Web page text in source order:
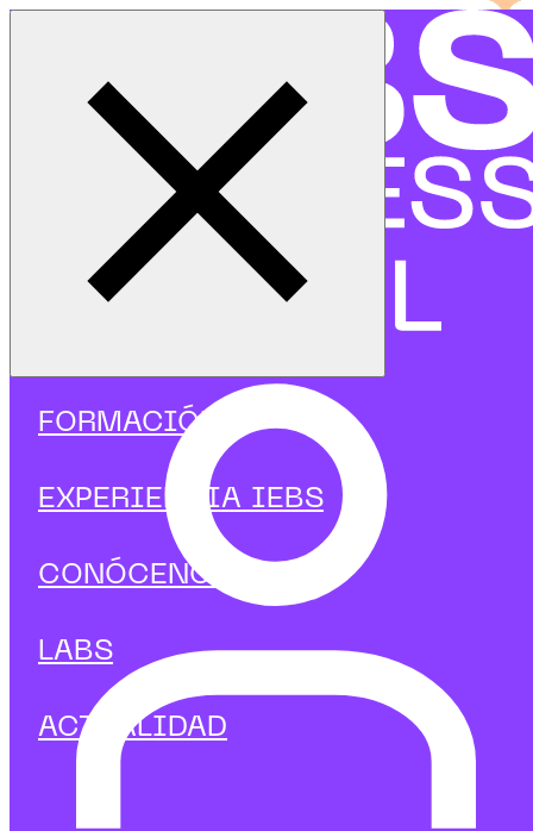
FORMACIÓN
EXPERIENCIA IEBS
CONÓCENOS
LABS
ACTUALIDAD
Inicio
Programas
Programas focalizados
Finanzas
Curso en Gestión de Tesorería
Curso en Gestión de Tesorería
Controla la tesorería de tu empresa con
herramientas digitales y criterio financiero